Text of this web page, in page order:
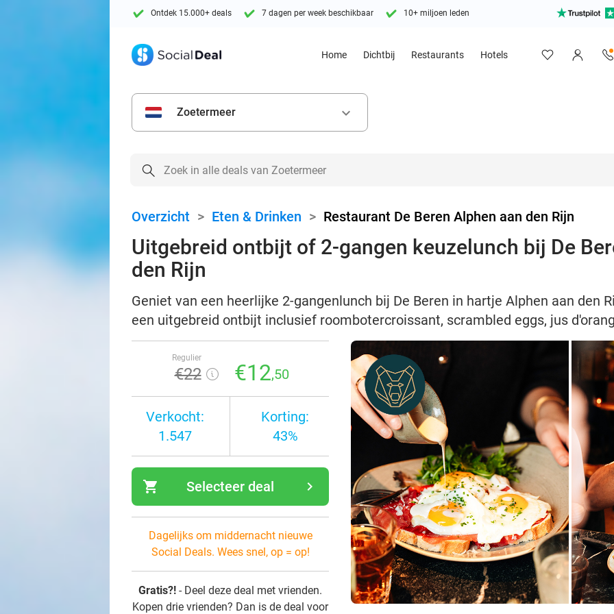
Ontdek 15.000+ deals 7 dagen per week beschikbaar 10+ miljoen leden
Home Dichtbij Restaurants Hotels
Zoetermeer keyboard_arrow_down
Overzicht > Eten & Drinken > Restaurant De Beren Alphen aan den Rijn
Uitgebreid ontbijt of 2-gangen keuzelunch bij De
den Rijn
Geniet van een heerlijke 2-gangenlunch bij De Beren in hartje Alphen aan den
een uitgebreid ontbijt inclusief roombotercroissant, scrambled eggs, jus
Regulier
€22 €12,50
Verkocht:
1.547
Korting:
43%
shopping_cart navigate_next
Selecteer deal
Dagelijks om middernacht nieuwe
Social Deals. Wees snel, op = op!
Gratis?! - Deel deze deal met vrienden.
Kopen drie vrienden? Dan is de deal voor